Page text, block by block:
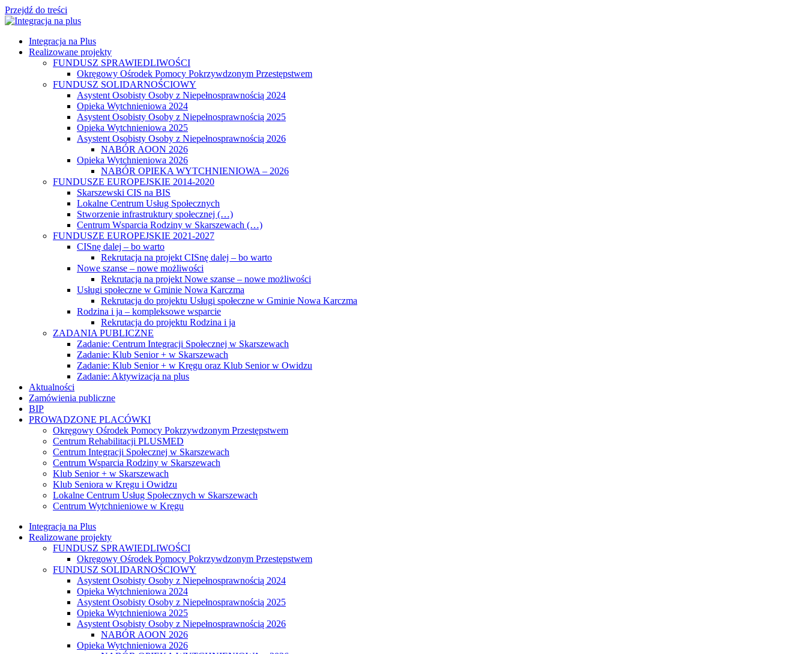
Przejdź do treści
Integracja na Plus
Realizowane projekty
FUNDUSZ SPRAWIEDLIWOŚCI
Okręgowy Ośrodek Pomocy Pokrzywdzonym Przestępstwem
FUNDUSZ SOLIDARNOŚCIOWY
Asystent Osobisty Osoby z Niepełnosprawnością 2024
Opieka Wytchnieniowa 2024
Asystent Osobisty Osoby z Niepełnosprawnością 2025
Opieka Wytchnieniowa 2025
Asystent Osobisty Osoby z Niepełnosprawnością 2026
NABÓR AOON 2026
Opieka Wytchnieniowa 2026
NABÓR OPIEKA WYTCHNIENIOWA – 2026
FUNDUSZE EUROPEJSKIE 2014-2020
Skarszewski CIS na BIS
Lokalne Centrum Usług Społecznych
Stworzenie infrastruktury społecznej (…)
Centrum Wsparcia Rodziny w Skarszewach (…)
FUNDUSZE EUROPEJSKIE 2021-2027
CISnę dalej – bo warto
Rekrutacja na projekt CISnę dalej – bo warto
Nowe szanse – nowe możliwości
Rekrutacja na projekt Nowe szanse – nowe możliwości
Usługi społeczne w Gminie Nowa Karczma
Rekrutacja do projektu Usługi społeczne w Gminie Nowa Karczma
Rodzina i ja – kompleksowe wsparcie
Rekrutacja do projektu Rodzina i ja
ZADANIA PUBLICZNE
Zadanie: Centrum Integracji Społecznej w Skarszewach
Zadanie: Klub Senior + w Skarszewach
Zadanie: Klub Senior + w Kręgu oraz Klub Senior w Owidzu
Zadanie: Aktywizacja na plus
Aktualności
Zamówienia publiczne
BIP
PROWADZONE PLACÓWKI
Okręgowy Ośrodek Pomocy Pokrzywdzonym Przestępstwem
Centrum Rehabilitacji PLUSMED
Centrum Integracji Społecznej w Skarszewach
Centrum Wsparcia Rodziny w Skarszewach
Klub Senior + w Skarszewach
Klub Seniora w Kręgu i Owidzu
Lokalne Centrum Usług Społecznych w Skarszewach
Centrum Wytchnieniowe w Kręgu
Integracja na Plus
Realizowane projekty
FUNDUSZ SPRAWIEDLIWOŚCI
Okręgowy Ośrodek Pomocy Pokrzywdzonym Przestępstwem
FUNDUSZ SOLIDARNOŚCIOWY
Asystent Osobisty Osoby z Niepełnosprawnością 2024
Opieka Wytchnieniowa 2024
Asystent Osobisty Osoby z Niepełnosprawnością 2025
Opieka Wytchnieniowa 2025
Asystent Osobisty Osoby z Niepełnosprawnością 2026
NABÓR AOON 2026
Opieka Wytchnieniowa 2026